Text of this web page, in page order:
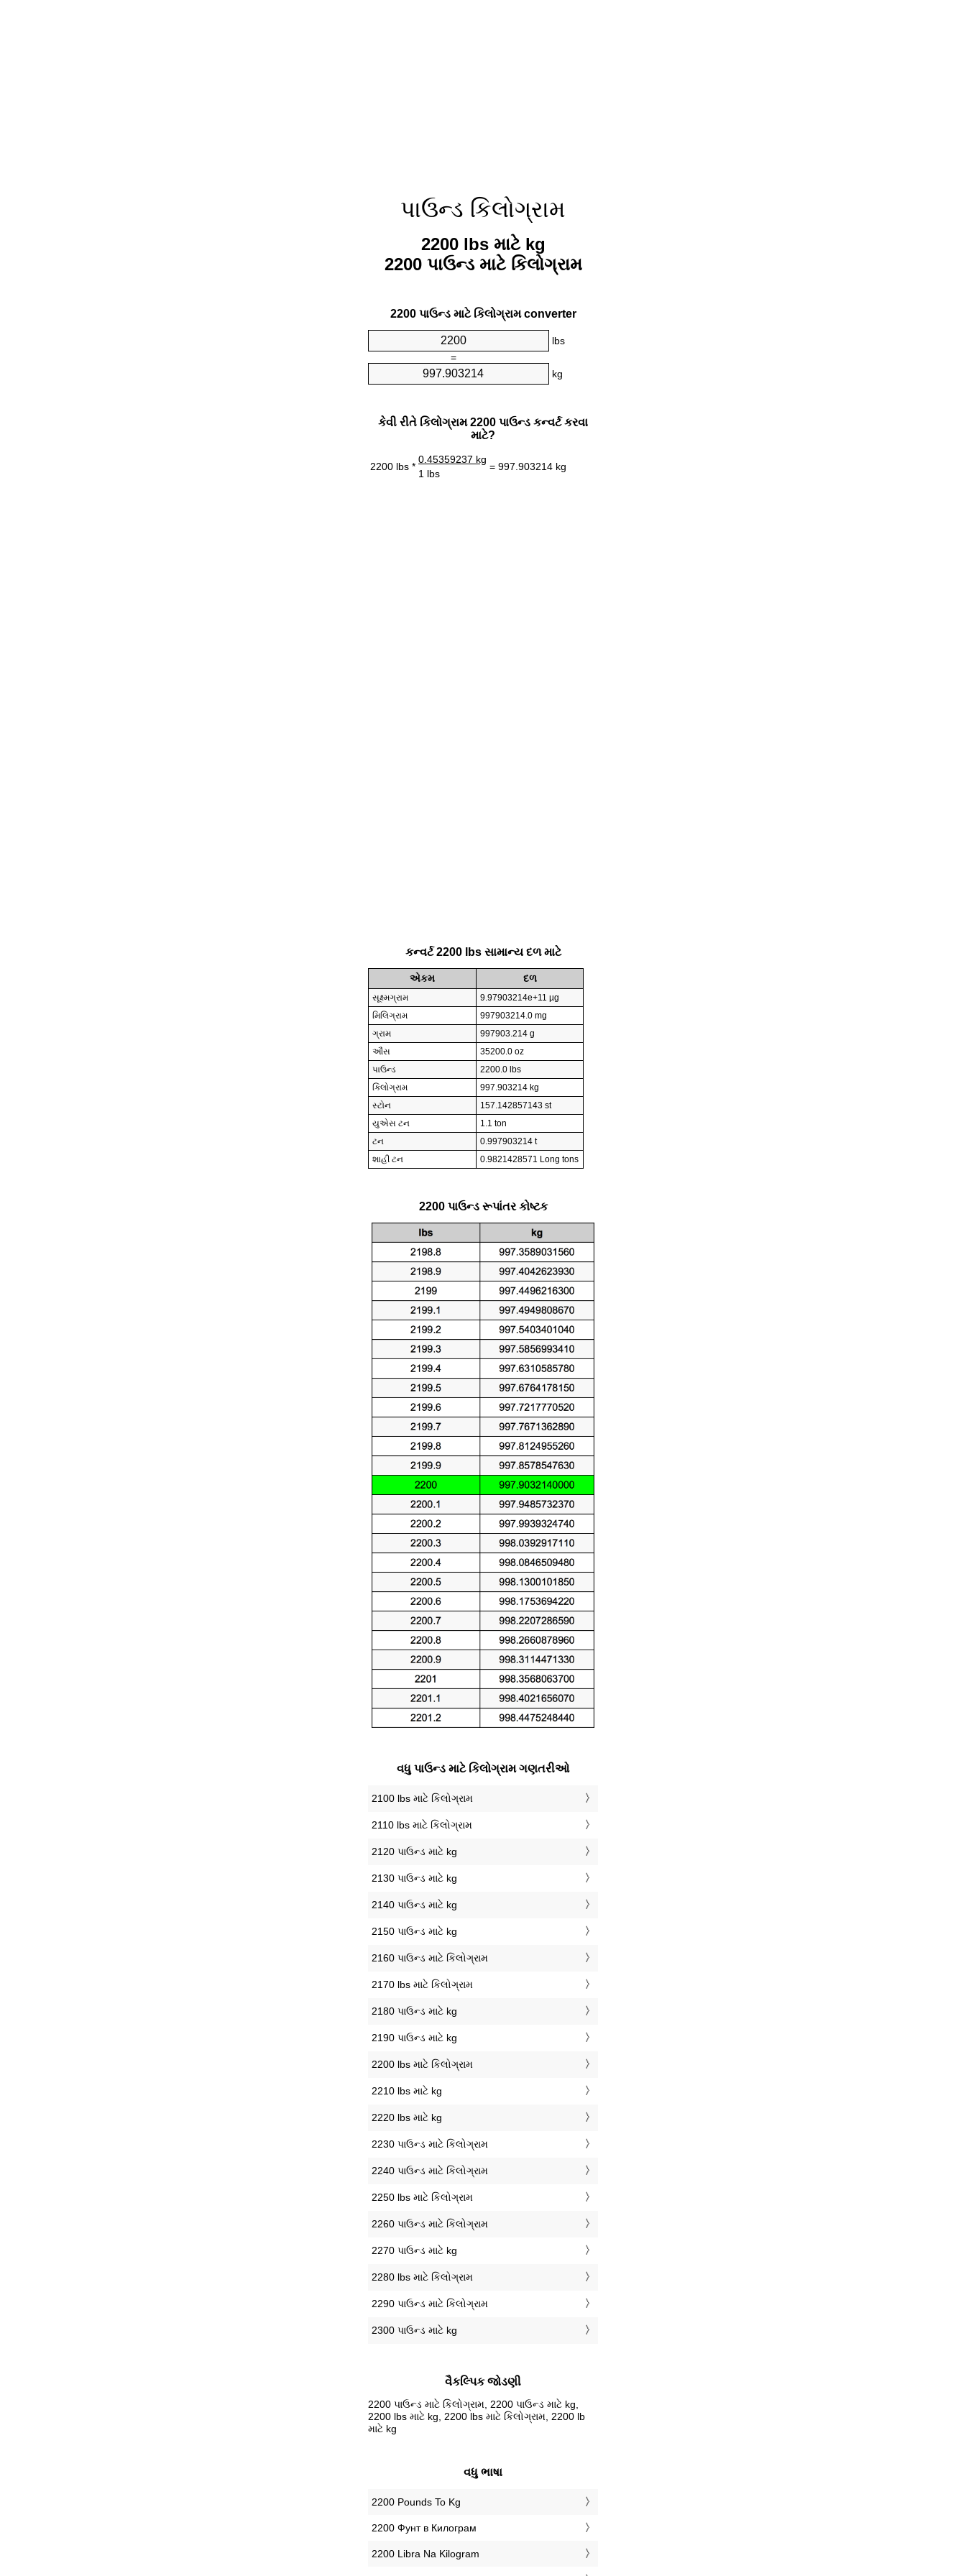
પાઉન્ડ કિલોગ્રામ
2200 lbs માટે kg
2200 પાઉન્ડ માટે કિલોગ્રામ
2200 પાઉન્ડ માટે કિલોગ્રામ converter
lbs
=
kg
કેવી રીતે કિલોગ્રામ 2200 પાઉન્ડ કન્વર્ટ કરવા
માટે?
2200 lbs *
0.45359237 kg
= 997.903214 kg
1 lbs
કન્વર્ટ 2200 lbs સામાન્ય દળ માટે
એકમ દળ
સૂક્ષ્મગ્રામ
9.97903214e+11 µg
મિલિગ્રામ
997903214.0 mg
ગ્રામ
997903.214 g
ઔંસ
35200.0 oz
પાઉન્ડ
2200.0 lbs
કિલોગ્રામ
997.903214 kg
સ્ટોન
157.142857143 st
યુએસ ટન
1.1 ton
ટન
0.997903214 t
શાહી ટન
0.9821428571 Long tons
2200 પાઉન્ડ રૂપાંતર કોષ્ટક
વધુ પાઉન્ડ માટે કિલોગ્રામ ગણતરીઓ
2100 lbs માટે કિલોગ્રામ
2110 lbs માટે કિલોગ્રામ
2120 પાઉન્ડ માટે kg
2130 પાઉન્ડ માટે kg
2140 પાઉન્ડ માટે kg
2150 પાઉન્ડ માટે kg
2160 પાઉન્ડ માટે કિલોગ્રામ
2170 lbs માટે કિલોગ્રામ
2180 પાઉન્ડ માટે kg
2190 પાઉન્ડ માટે kg
2200 lbs માટે કિલોગ્રામ
2210 lbs માટે kg
2220 lbs માટે kg
2230 પાઉન્ડ માટે કિલોગ્રામ
2240 પાઉન્ડ માટે કિલોગ્રામ
2250 lbs માટે કિલોગ્રામ
2260 પાઉન્ડ માટે કિલોગ્રામ
2270 પાઉન્ડ માટે kg
2280 lbs માટે કિલોગ્રામ
2290 પાઉન્ડ માટે કિલોગ્રામ
2300 પાઉન્ડ માટે kg
વૈકલ્પિક જોડણી
2200 પાઉન્ડ માટે કિલોગ્રામ, 2200 પાઉન્ડ માટે kg,
2200 lbs માટે kg, 2200 lbs માટે કિલોગ્રામ, 2200 lb
માટે kg
વધુ ભાષા
‎2200 Pounds To Kg
‎2200 Фунт в Килограм
‎2200 Libra Na Kilogram